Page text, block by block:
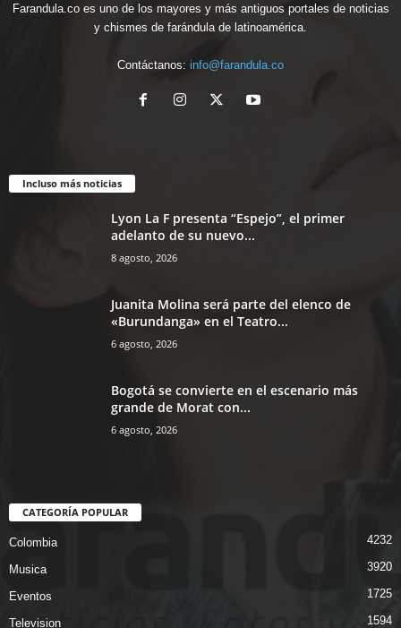
Farandula.co es uno de los mayores y más antiguos portales de noticias
y chismes de farándula de latinoamérica.
Contáctanos: info@farandula.co
Incluso más noticias
Lyon La F presenta “Espejo”, el primer
adelanto de su nuevo...
8 agosto, 2026
Juanita Molina será parte del elenco de
«Burundanga» en el Teatro...
6 agosto, 2026
Bogotá se convierte en el escenario más
grande de Morat con...
6 agosto, 2026
CATEGORÍA POPULAR
Colombia 4232
Musica 3920
Eventos 1725
Television 1594